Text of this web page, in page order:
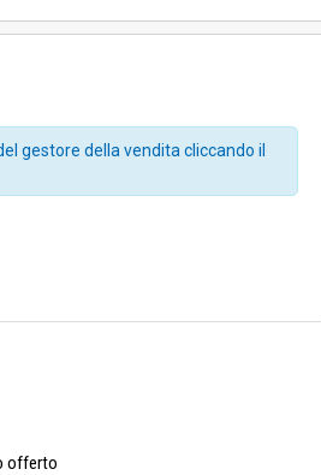
gestore della vendita cliccando il
offerto